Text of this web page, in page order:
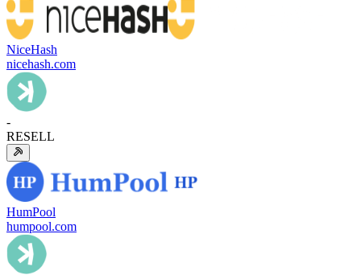
NiceHash
nicehash.com
-
RESELL
HumPool
humpool.com